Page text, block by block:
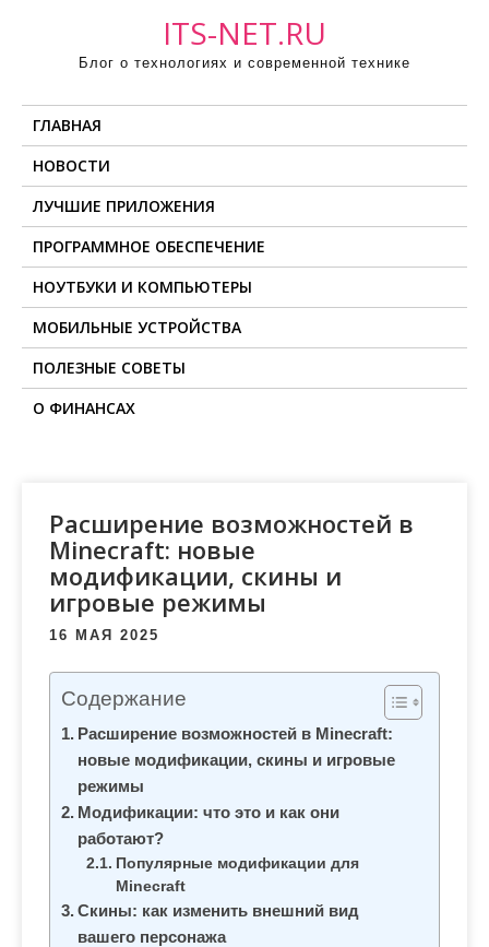
ITS-NET.RU
Блог о технологиях и современной технике
ГЛАВНАЯ
НОВОСТИ
ЛУЧШИЕ ПРИЛОЖЕНИЯ
ПРОГРАММНОЕ ОБЕСПЕЧЕНИЕ
НОУТБУКИ И КОМПЬЮТЕРЫ
МОБИЛЬНЫЕ УСТРОЙСТВА
ПОЛЕЗНЫЕ СОВЕТЫ
О ФИНАНСАХ
Расширение возможностей в
Minecraft: новые
модификации, скины и
игровые режимы
16 МАЯ 2025
Содержание
Расширение возможностей в Minecraft:
новые модификации, скины и игровые
режимы
Модификации: что это и как они
работают?
Популярные модификации для
Minecraft
Скины: как изменить внешний вид
вашего персонажа